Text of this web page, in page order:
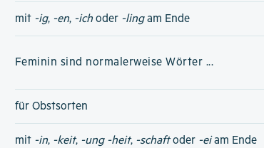
mit -ig, -en, -ichoder -lingam Ende
Feminin sind normalerweise Wörter ...
für Obstsorten
mit -in, -keit, -ung -heit, -schaftoder -eiam Ende